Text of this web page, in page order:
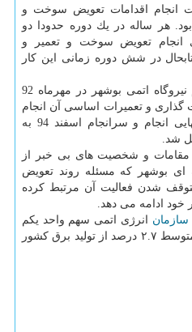
جهت انجام اقدامات تعویض سوخت و
هر ساله در یك دوره حدودا دو
انجام تعویض سوخت و تعمیر و
در شش دوره زمانی این كار
تست های راه اندازی واحد یكم نیروگاه اتمی بوشهر در مهرماه 92
15 بهمن 92 سوخت گذاری و تعمیرات اساسی آن انجام
شد و در تیرماه 94 اقدامات نهایی انجام و سرانجام اسفند 94 به
شد.
مقامات و شخصیت های بی خبر از
ای بوشهر كه مسئله روند تعویض
شدن فعالیت آن مرتبط كرده
خود ادامه می دهد.
سازمان انرژی اتمی سهم واحد یكم
نیروگاه اتمی بوشهر به صورت متوسط ۲.۷ درصد از تولید برق كشور